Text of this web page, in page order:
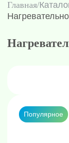
Главная
Популярное